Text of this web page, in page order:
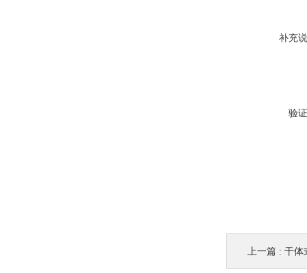
补充
验
上一篇 : 干体